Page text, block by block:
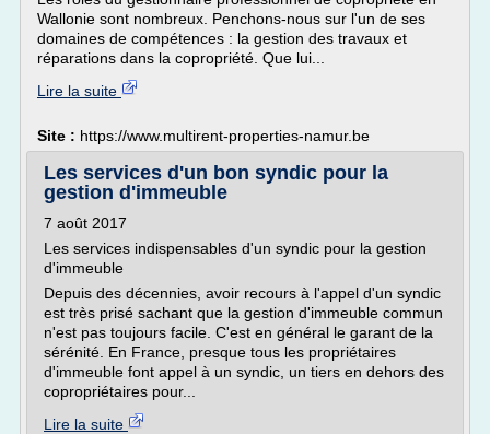
Wallonie sont nombreux. Penchons-nous sur l'un de ses
domaines de compétences : la gestion des travaux et
réparations dans la copropriété. Que lui...
Lire la suite
Site : https://www.multirent-properties-namur.be
Les services d'un bon syndic pour la
gestion d'immeuble
7 août 2017
Les services indispensables d'un syndic pour la gestion
d'immeuble
Depuis des décennies, avoir recours à l'appel d'un syndic
est très prisé sachant que la gestion d'immeuble commun
n'est pas toujours facile. C'est en général le garant de la
sérénité. En France, presque tous les propriétaires
d'immeuble font appel à un syndic, un tiers en dehors des
copropriétaires pour...
Lire la suite